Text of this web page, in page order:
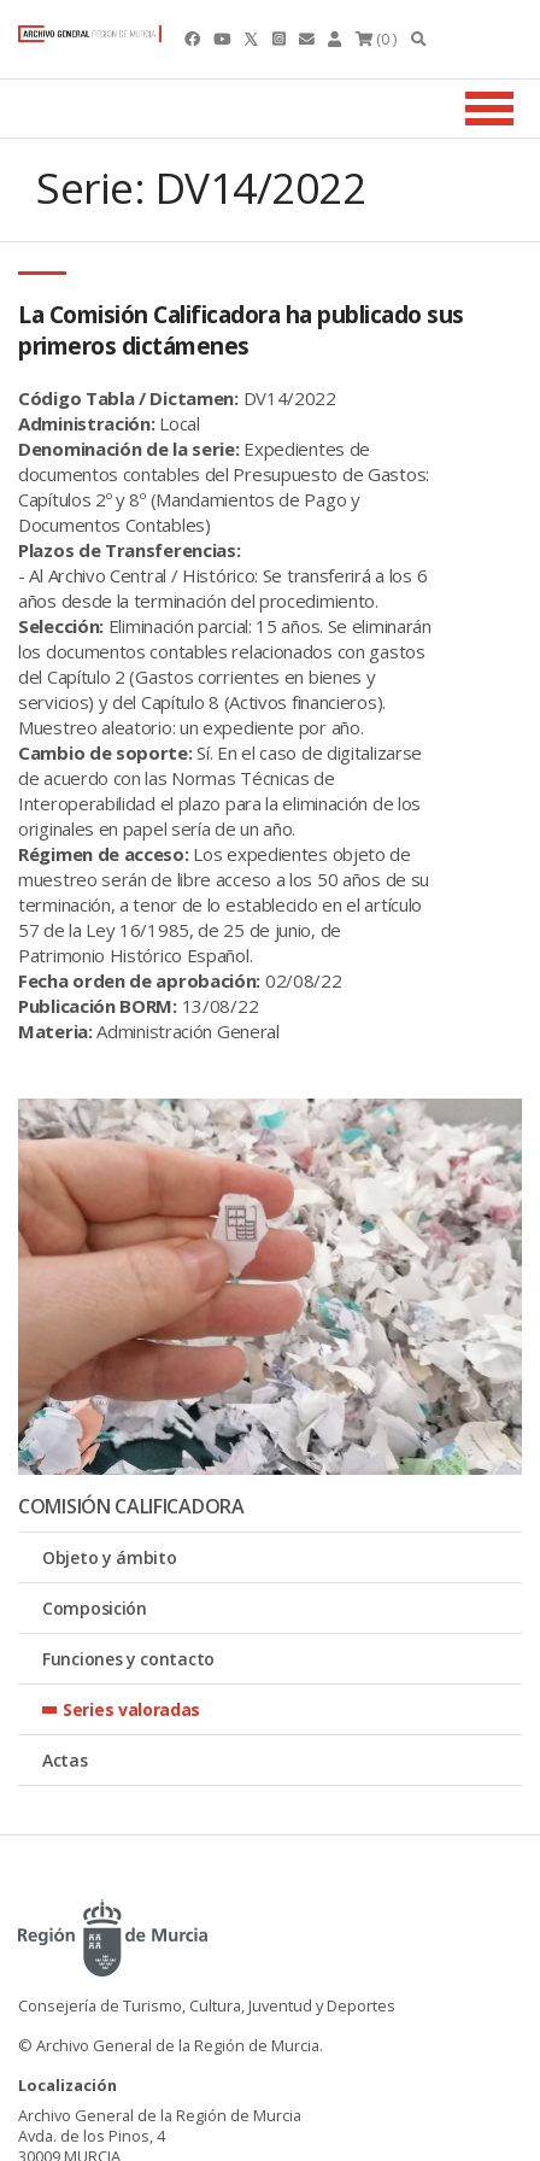
(0 )
Serie: DV14/2022
La Comisión Calificadora ha publicado sus
primeros dictámenes
Código Tabla / Dictamen:DV14/2022
Administración:Local
Denominación de la serie:Expedientes de
documentos contables del Presupuesto de Gastos:
Capítulos 2º y 8º (Mandamientos de Pago y
Documentos Contables)
Plazos de Transferencias:
- Al Archivo Central / Histórico: Se transferirá a los 6
años desde la terminación del procedimiento.
Selección: Eliminación parcial: 15 años. Se eliminarán
los documentos contables relacionados con gastos
del Capítulo 2 (Gastos corrientes en bienes y
servicios) y del Capítulo 8 (Activos financieros).
Muestreo aleatorio: un expediente por año.
Cambio de soporte:Sí. En el caso de digitalizarse
de acuerdo con las Normas Técnicas de
Interoperabilidad el plazo para la eliminación de los
originales en papel sería de un año.
Régimen de acceso:Los expedientes objeto de
muestreo serán de libre acceso a los 50 años de su
terminación, a tenor de lo establecido en el artículo
57 de la Ley 16/1985, de 25 de junio, de
Patrimonio Histórico Español.
Fecha orden de aprobación: 02/08/22
Publicación BORM:13/08/22
Materia:Administración General
COMISIÓN CALIFICADORA
Objeto y ámbito
Composición
Funciones y contacto
Series valoradas
Actas
Consejería de Turismo, Cultura, Juventud y Deportes
© Archivo General de la Región de Murcia.
Localización
Archivo General de la Región de Murcia
Avda. de los Pinos, 4
30009 MURCIA